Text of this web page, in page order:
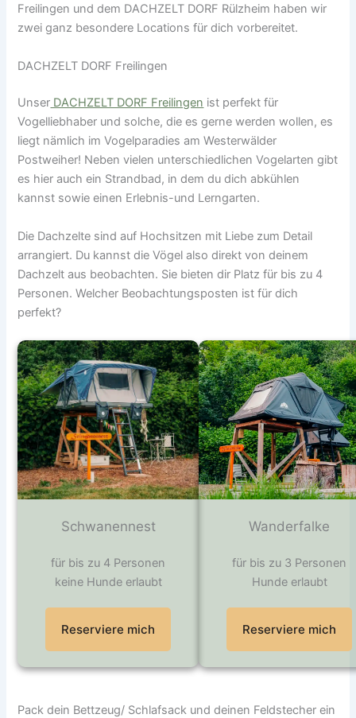
NEG nach
Dagebüll
Freilingen und dem DACHZELT DORF Rülzheim haben wir
zwei ganz besondere Locations für dich vorbereitet.
DACHZELT DORF Freilingen
Unser DACHZELT DORF Freilingen ist perfekt für
Vogelliebhaber und solche, die es gerne werden wollen, es
liegt nämlich im Vogelparadies am Westerwälder
Postweiher! Neben vielen unterschiedlichen Vogelarten gibt
es hier auch ein Strandbad, in dem du dich abkühlen
kannst sowie einen Erlebnis-und Lerngarten.
Die Dachzelte sind auf Hochsitzen mit Liebe zum Detail
arrangiert. Du kannst die Vögel also direkt von deinem
Dachzelt aus beobachten. Sie bieten dir Platz für bis zu 4
Personen. Welcher Beobachtungsposten ist für dich
perfekt?
Schwanennest
für bis zu 4 Personen
keine Hunde erlaubt
Reserviere mich
Wanderfalke
für bis zu 3 Personen
Hunde erlaubt
Reserviere mich
Pack dein Bettzeug/ Schlafsack und deinen Feldstecher ein